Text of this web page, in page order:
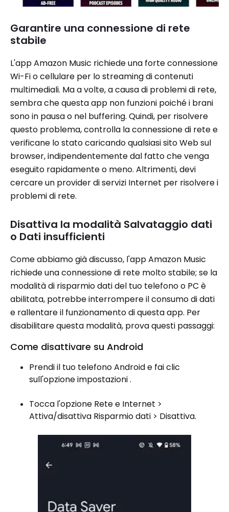
Garantire una connessione di rete
stabile
L'app Amazon Music richiede una forte connessione
Wi-Fi o cellulare per lo streaming di contenuti
multimediali. Ma a volte, a causa di problemi di rete,
sembra che questa app non funzioni poiché i brani
sono in pausa o nel buffering. Quindi, per risolvere
questo problema, controlla la connessione di rete e
verificane lo stato caricando qualsiasi sito Web sul
browser, indipendentemente dal fatto che venga
eseguito rapidamente o meno. Altrimenti, devi
cercare un provider di servizi Internet per risolvere i
problemi di rete.
Disattiva la modalità Salvataggio dati
o Dati insufficienti
Come abbiamo già discusso, l'app Amazon Music
richiede una connessione di rete molto stabile; se la
modalità di risparmio dati del tuo telefono o PC è
abilitata, potrebbe interrompere il consumo di dati
e rallentare il funzionamento di questa app. Per
disabilitare questa modalità, prova questi passaggi:
Come disattivare su Android
Prendi il tuo telefono Android e fai clic
sull'opzione impostazioni .
Tocca l'opzione Rete e Internet >
Attiva/disattiva Risparmio dati > Disattiva.